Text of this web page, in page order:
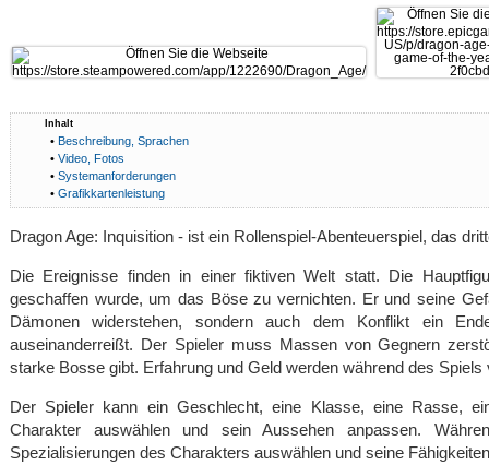
Inhalt
• Beschreibung, Sprachen
• Video, Fotos
• Systemanforderungen
• Grafikkartenleistung
Dragon Age: Inquisition - ist ein Rollenspiel-Abenteuerspiel, das
Die Ereignisse finden in einer fiktiven Welt statt. Die
geschaffen wurde, um das Böse zu vernichten. Er und seine
Dämonen widerstehen, sondern auch dem Konflikt ein
auseinanderreißt. Der Spieler muss Massen von Gegnern
starke Bosse gibt. Erfahrung und Geld werden während des Spiels
Der Spieler kann ein Geschlecht, eine Klasse, eine Rasse,
Charakter auswählen und sein Aussehen anpassen.
Spezialisierungen des Charakters auswählen und seine